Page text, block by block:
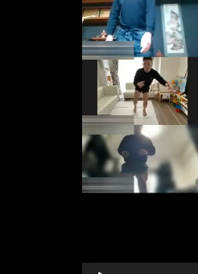
レ
ー
ヤ
ー